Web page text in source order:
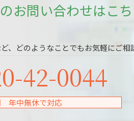
お問い合わせはこ
、どのようなことでもお気軽にご相
42-0044
年中無休で対応